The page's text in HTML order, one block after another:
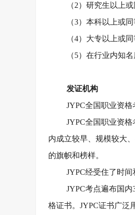
（2）研究生以上
（3）本科以上或
（4）大专以上或
（5）在行业内知
发证机构
JYPC全国职业资
JYPC全国职业资
内成立较早、规模较大
的旗帜和榜样。
JYPC经受住了时
JYPC考点遍布国
格证书。JYPC证书广泛